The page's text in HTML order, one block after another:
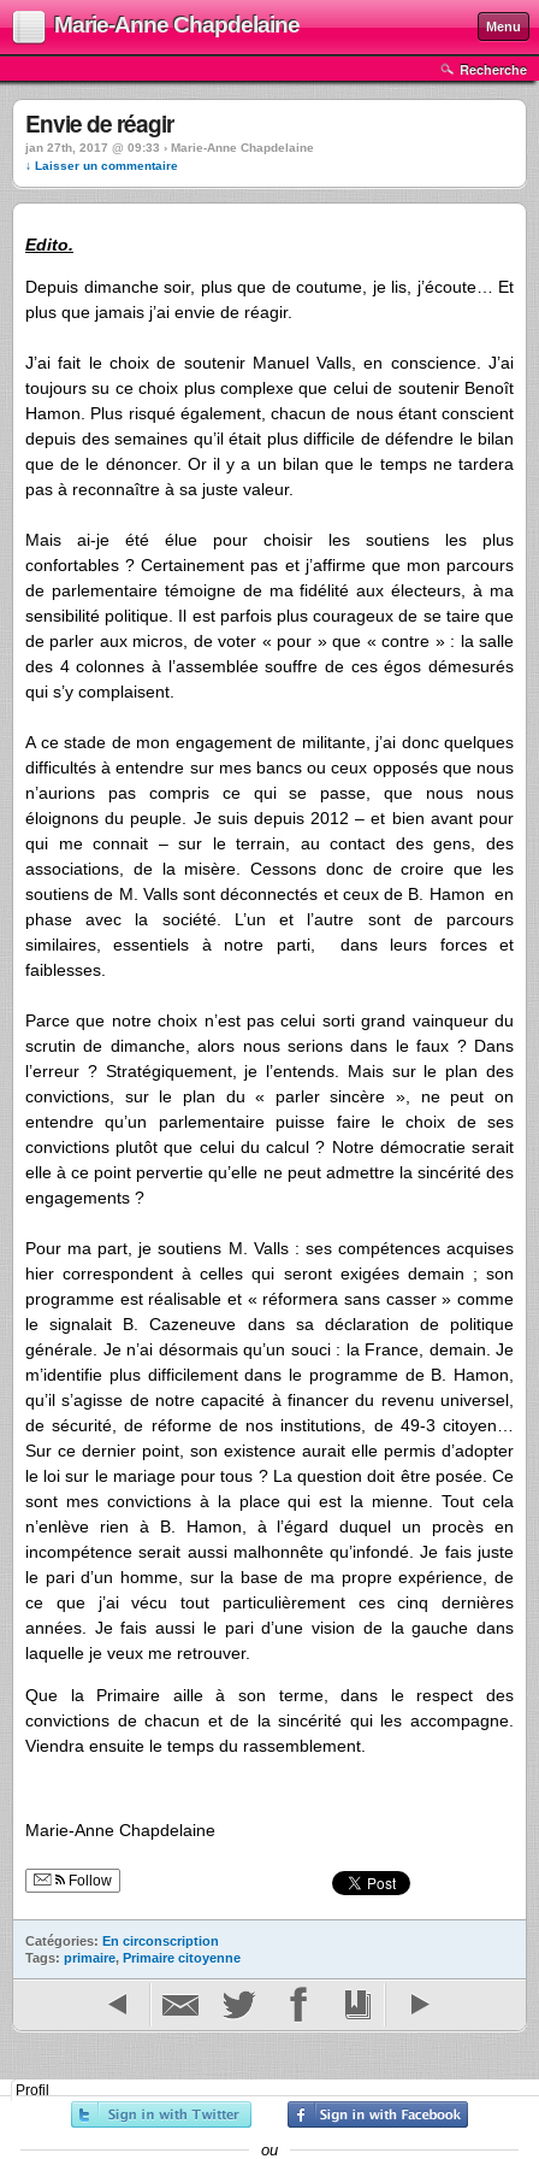
Marie-Anne Chapdelaine Menu
Recherche
Envie de réagir
jan 27th, 2017 @ 09:33 › Marie-Anne Chapdelaine
↓ Laisser un commentaire
Edito.
Depuis dimanche soir, plus que de coutume, je lis, j’écoute… Et
plus que jamais j’ai envie de réagir.
J’ai fait le choix de soutenir Manuel Valls, en conscience. J’ai
toujours su ce choix plus complexe que celui de soutenir Benoît
Hamon. Plus risqué également, chacun de nous étant conscient
depuis des semaines qu’il était plus difficile de défendre le bilan
que de le dénoncer. Or il y a un bilan que le temps ne tardera
pas à reconnaître à sa juste valeur.
Mais ai-je été élue pour choisir les soutiens les plus
confortables ? Certainement pas et j’affirme que mon parcours
de parlementaire témoigne de ma fidélité aux électeurs, à ma
sensibilité politique. Il est parfois plus courageux de se taire que
de parler aux micros, de voter « pour » que « contre » : la salle
des 4 colonnes à l’assemblée souffre de ces égos démesurés
qui s’y complaisent.
A ce stade de mon engagement de militante, j’ai donc quelques
difficultés à entendre sur mes bancs ou ceux opposés que nous
n’aurions pas compris ce qui se passe, que nous nous
éloignons du peuple. Je suis depuis 2012 – et bien avant pour
qui me connait – sur le terrain, au contact des gens, des
associations, de la misère. Cessons donc de croire que les
soutiens de M. Valls sont déconnectés et ceux de B. Hamon en
phase avec la société. L’un et l’autre sont de parcours
similaires, essentiels à notre parti, dans leurs forces et
faiblesses.
Parce que notre choix n’est pas celui sorti grand vainqueur du
scrutin de dimanche, alors nous serions dans le faux ? Dans
l’erreur ? Stratégiquement, je l’entends. Mais sur le plan des
convictions, sur le plan du « parler sincère », ne peut on
entendre qu’un parlementaire puisse faire le choix de ses
convictions plutôt que celui du calcul ? Notre démocratie serait
elle à ce point pervertie qu’elle ne peut admettre la sincérité des
engagements ?
Pour ma part, je soutiens M. Valls : ses compétences acquises
hier correspondent à celles qui seront exigées demain ; son
programme est réalisable et « réformera sans casser » comme
le signalait B. Cazeneuve dans sa déclaration de politique
générale. Je n’ai désormais qu’un souci : la France, demain. Je
m’identifie plus difficilement dans le programme de B. Hamon,
qu’il s’agisse de notre capacité à financer du revenu universel,
de sécurité, de réforme de nos institutions, de 49-3 citoyen…
Sur ce dernier point, son existence aurait elle permis d’adopter
le loi sur le mariage pour tous ? La question doit être posée. Ce
sont mes convictions à la place qui est la mienne.
Tout cela
n’enlève rien à B. Hamon, à l’égard duquel un procès en
incompétence serait aussi malhonnête qu’infondé. Je fais juste
le pari d’un homme, sur la base de ma propre expérience, de
ce que j’ai vécu tout particulièrement ces cinq dernières
années. Je fais aussi le pari d’une vision de la gauche dans
laquelle je veux me retrouver.
Que la Primaire aille à son terme, dans le respect des
convictions de chacun et de la sincérité qui les accompagne.
Viendra ensuite le temps du rassemblement.
Marie-Anne Chapdelaine
Follow
Catégories: En circonscription
Tags: primaire, Primaire citoyenne
Profil
ou